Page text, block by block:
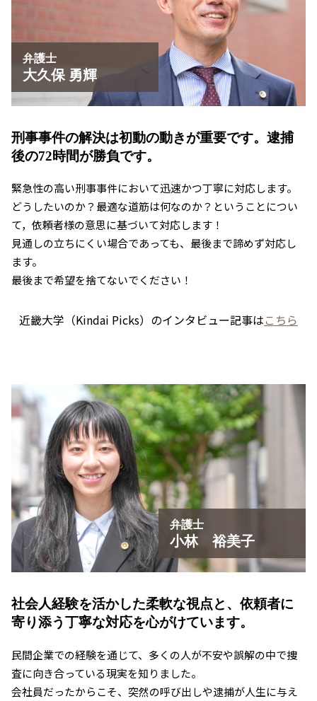
京都市 暴行事件 弁護士
弁護士
大久保 勇輝
刑事事件の解決は初動の動きが重要です。 逮捕
後の72時間が勝負です。
緊急性の高い刑事事件において迅速かつ丁寧に対応します。
どうしたいのか？最適な道筋は何なのか？ということについ
て，依頼者様の意思に基づいて対応します！
見通しの立ちにくい場合であっても、最後まで諦めず対応し
ます。
最後まで希望を捨てないでください！
近畿大学（Kindai Picks）のインタビュー記事はこちら
弁護士
小林 裕美子
社会人経験を活かした柔軟な視点と、 依頼者に
寄り添う丁寧な対応を心がけています。
民間企業での経験を通じて、多くの人が不安や誤解の中で捜
査に向き合っている現実を知りました。
会社員だったからこそ、突然の呼び出しや逮捕が人生に与え